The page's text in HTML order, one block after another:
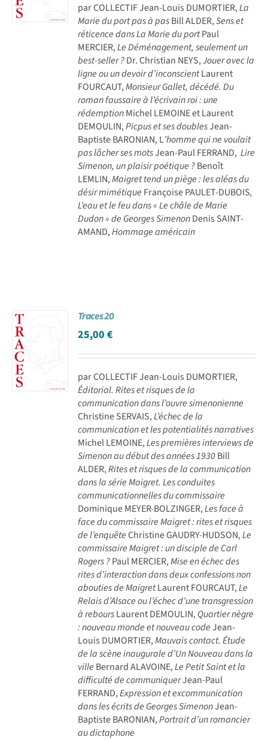
par COLLECTIF Jean-Louis DUMORTIER,La
Marie du port pas à pasBill ALDER,Sens et
réticence dans La Marie du portPaul
MERCIER,Le Déménagement, seulement un
best-seller ?Dr. Christian NEYS,Jouer avec la
ligne ou un devoir d’inconscientLaurent
FOURCAUT,Monsieur Gallet, décédé. Du
roman faussaire à l’écrivain roi : une
rédemptionMichel LEMOINE et Laurent
DEMOULIN,Picpus et ses doublesJean-
Baptiste BARONIAN, L’homme qui ne voulait
pas lâcher ses motsJean-Paul FERRAND,Lire
Simenon, un plaisir poétique ?Benoît
LEMLIN,Maigret tend un piège : les aléas du
désir mimétique Françoise PAULET-DUBOIS,
L’eau et le feu dans « Le châle de Marie
Dudon » de Georges SimenonDenis SAINT-
AMAND,Hommage américain
Traces 20
25,00€
par COLLECTIF Jean-Louis DUMORTIER,
Éditorial. Rites et risques de la
communication dans l’ouvre simenonienne
Christine SERVAIS,L’échec de la
communication et les potentialités narratives
Michel LEMOINE,Les premières interviews de
Simenon au début des années 1930Bill
ALDER,Rites et risques de la communication
dans la série Maigret. Les conduites
communicationnelles du commissaire
Dominique MEYER-BOLZINGER,Les face à
face du commissaire Maigret : rites et risques
de l’enquêteChristine GAUDRY-HUDSON,Le
commissaire Maigret : un disciple de Carl
Rogers ?Paul MERCIER,Mise en échec des
rites d’interaction dans deux confessions non
abouties de MaigretLaurent FOURCAUT,Le
Relais d’Alsace ou l’échec d’une transgression
à reboursLaurent DEMOULIN,Quartier nègre
: nouveau monde et nouveau codeJean-
Louis DUMORTIER,Mauvais contact. Étude
de la scène inaugurale d’Un Nouveau dans la
ville Bernard ALAVOINE,Le Petit Saint et la
difficulté de communiquerJean-Paul
FERRAND,Expression et excommunication
dans les écrits de Georges SimenonJean-
Baptiste BARONIAN,Portrait d’un romancier
au dictaphone